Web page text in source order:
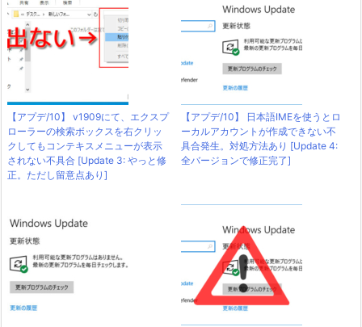
【アプデ/10】 v1909にて、エクスプ
ローラーの検索ボックスを右クリッ
クしてもコンテキスメニューが表示
されない不具合 [Update 3: やっと修
正。ただし留意点あり]
【アプデ/10】 日本語IMEを使うとロ
ーカルアカウントが作成できない不
具合発生。対処方法あり [Update 4:
全バージョンで修正完了]